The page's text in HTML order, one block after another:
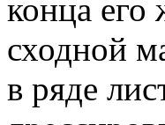
конца
сходной
в ряде